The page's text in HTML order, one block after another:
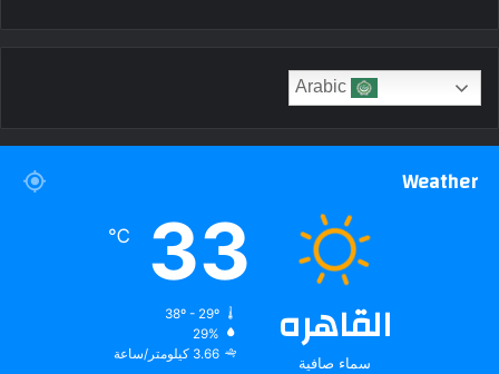
Weather
القاهره
سماء صافية
33
℃
38º - 29º
29%
3.66 كيلومتر/ساعة